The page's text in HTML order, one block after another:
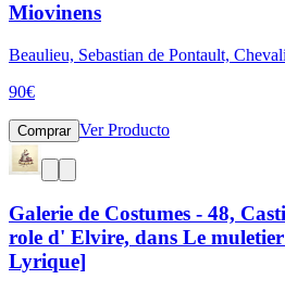
Miovinens
Beaulieu, Sebastian de Pontault,
90€
Comprar Ver Producto
Galerie de Costumes - 48,
role d' Elvire, dans Le
Lyrique]